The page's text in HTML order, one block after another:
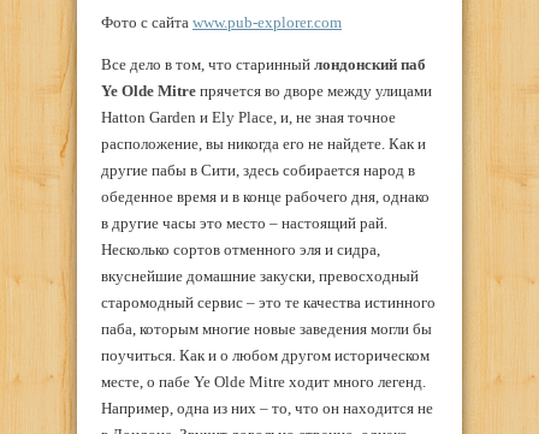
Фото с сайта www.pub-explorer.com
Все дело в том, что старинный лондонский паб
Ye Olde Mitre прячется во дворе между улицами
Hatton Garden и Ely Place, и, не зная точное
расположение, вы никогда его не найдете. Как и
другие пабы в Сити, здесь собирается народ в
обеденное время и в конце рабочего дня, однако
в другие часы это место – настоящий рай.
Несколько сортов отменного эля и сидра,
вкуснейшие домашние закуски, превосходный
старомодный сервис – это те качества истинного
паба, которым многие новые заведения могли бы
поучиться. Как и о любом другом историческом
месте, о пабе Ye Olde Mitre ходит много легенд.
Например, одна из них – то, что он находится не